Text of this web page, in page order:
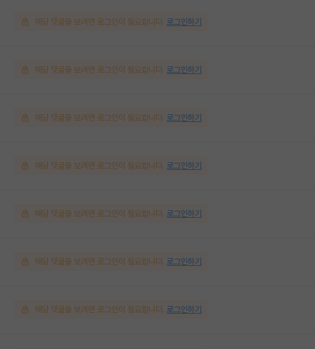
해당 댓글을 보려면 로그인이 필요합니다. 로그인하기
해당 댓글을 보려면 로그인이 필요합니다. 로그인하기
해당 댓글을 보려면 로그인이 필요합니다. 로그인하기
해당 댓글을 보려면 로그인이 필요합니다. 로그인하기
해당 댓글을 보려면 로그인이 필요합니다. 로그인하기
해당 댓글을 보려면 로그인이 필요합니다. 로그인하기
해당 댓글을 보려면 로그인이 필요합니다. 로그인하기